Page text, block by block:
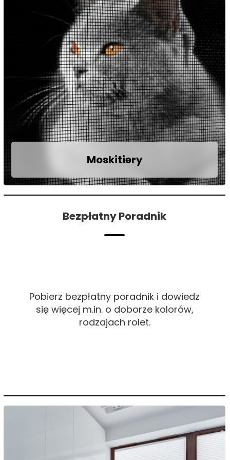
Moskitiery
związanych z uciążliwymi muszkami,
komarami i innymi owadami w okresie
wiosennym i letnim.
Bezpłatny Poradnik
Pobierz bezpłatny poradnik i dowiedz
się więcej m.in. o doborze kolorów,
rodzajach rolet.